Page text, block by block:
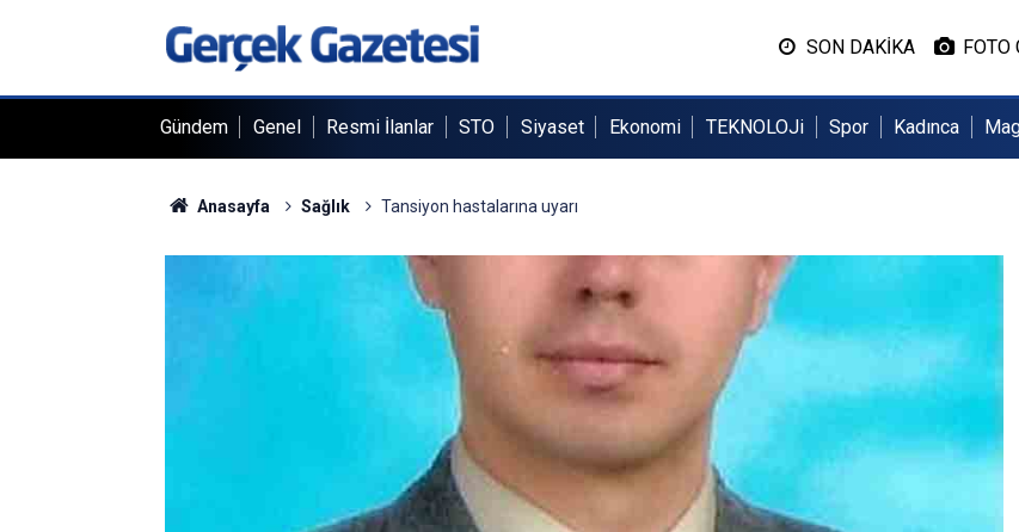
SON DAKİKA FOTO
Gündem Genel Resmi İlanlar STO Siyaset Ekonomi TEKNOLOJi Spor Kadınca
Anasayfa Sağlık Tansiyon hastalarına uyarı